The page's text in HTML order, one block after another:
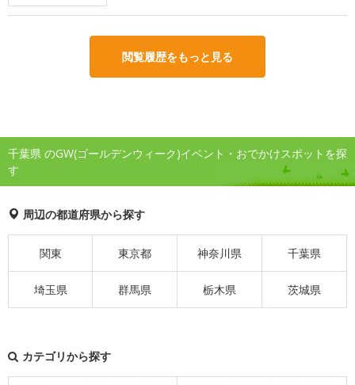
閲覧履歴をもっと見る
千葉県 のGW(ゴールデンウィーク)イベント・おでかけスポットを探
す
周辺の都道府県から探す
関東 東京都 神奈川県 千葉県
埼玉県 群馬県 栃木県 茨城県
カテゴリから探す